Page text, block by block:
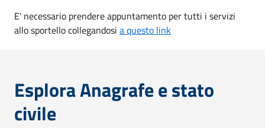
E' necessario prendere appuntamento per tutti i servizi
allo sportello collegandosi a questo link
Esplora Anagrafe e stato
civile